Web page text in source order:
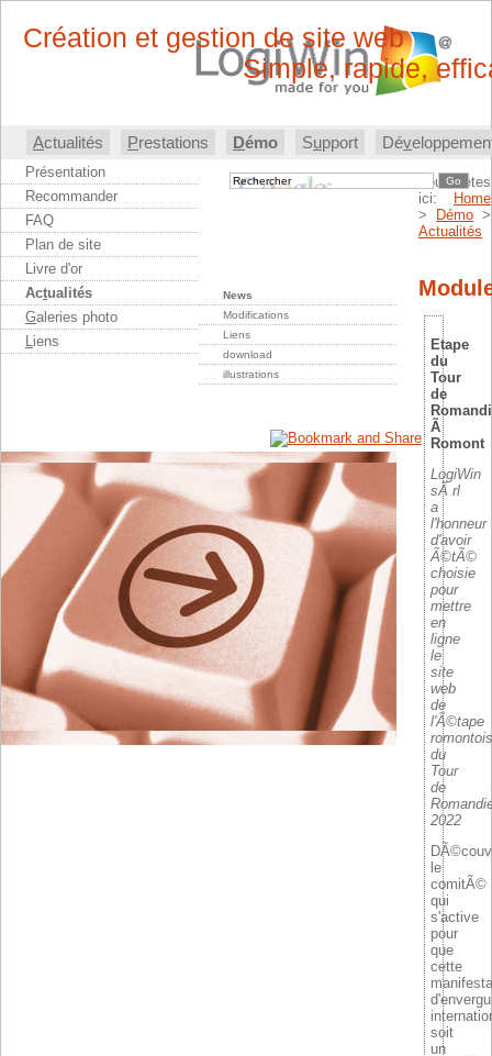
Actualités Prestations Démo
Présentation
Recommander
FAQ
Plan de site
Livre d'or
Actualités
News
Modifications
Liens
download
illustrations
Galeries photo
Liens
Support Dév
Vous êtes
ici:
Home
>
Démo >
Actualités
Etape
du
Tour
de
Ã
Romont
LogiWin
sÃ rl
a
l'honneur
d'avoir
Ã©tÃ©
choisie
pour
mettre
en
ligne
le
site
web
de
l'Ã©tape
du
Tour
de
2022
le
comitÃ©
qui
s'active
pour
que
cette
soit
un
Go
Création et gestion de site web
Simple, rapide,